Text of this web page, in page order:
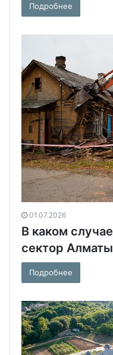
Подробнее
01.07.2026
В каком
сектор
Подробнее